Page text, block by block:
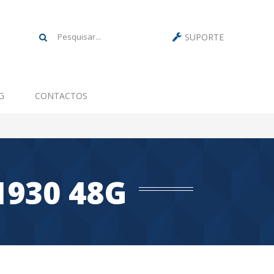
SUPORTE
CONTACTOS
48G